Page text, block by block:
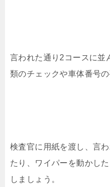
言われた通り2コースに並
類のチェックや車体番号の
検査官に用紙を渡し、言
たり、ワイパーを動かし
しましょう。